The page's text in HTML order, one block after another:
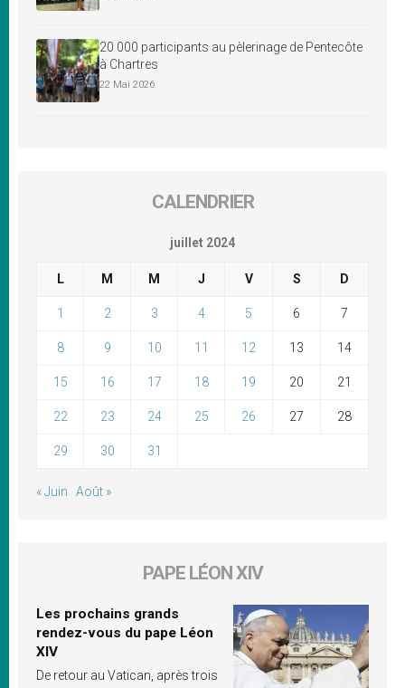
20 000 participants au pèlerinage de Pentecôte
à Chartres
22 Mai 2026
CALENDRIER
juillet 2024
L M M J V S D
1 2 3 4 5 6 7
8 9 10 11 12 13 14
15 16 17 18 19 20 21
22 23 24 25 26 27 28
29 30 31
« Juin Août »
PAPE LÉON XIV
Les prochains grands
rendez-vous du pape Léon
XIV
De retour au Vatican, après trois